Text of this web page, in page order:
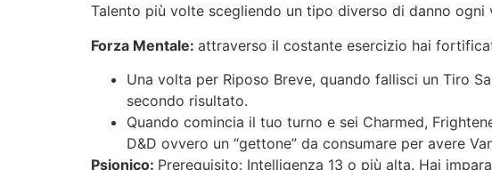
Talento più volte scegliendo un tipo diverso di danno ogni
Forza Mentale: attraverso il costante esercizio hai
Una volta per Riposo Breve, quando fallisci un Tiro
secondo risultato.
Quando comincia il tuo turno e sei Charmed,
D&D ovvero un “gettone” da consumare per avere
Psionico: Prerequisito: Intelligenza 13 o più alta. Hai